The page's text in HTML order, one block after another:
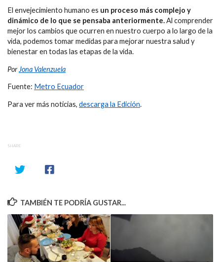
El envejecimiento humano es un proceso más complejo y
dinámico de lo que se pensaba anteriormente.Al comprender
mejor los cambios que ocurren en nuestro cuerpo a lo largo de la
vida, podemos tomar medidas para mejorar nuestra salud y
bienestar en todas las etapas de la vida.
PorJona Valenzuela
Fuente: Metro Ecuador
Para ver más noticias, descarga la Edición.
SHARE
TAMBIÉN TE PODRÍA GUSTAR...